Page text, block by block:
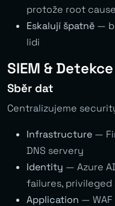
protože root
Eskalují špatně —
lidi
SIEM & Detekce
Sběr dat
Centralizujeme
Infrastructure —
DNS servery
Identity — Azure
failures, privileged
Application —